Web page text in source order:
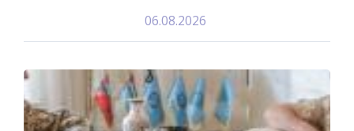
06.08.2026